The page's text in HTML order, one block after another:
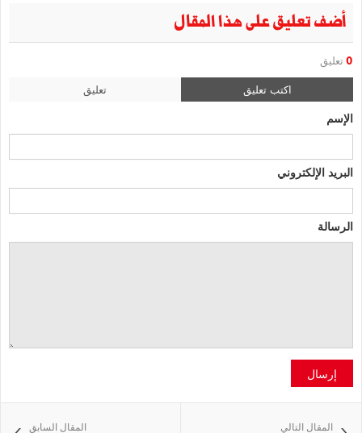
أضف تعليق على هذا المقال
0 تعليق
اكتب تعليق تعليق
الإسم
البريد الإلكتروني
الرسالة
إرسال
المقال السابق المقال التالي